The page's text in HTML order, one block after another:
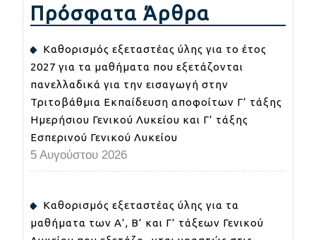
Πρόσφατα Άρθρα
Καθορισμός εξεταστέας ύλης για το έτος
2027 για τα μαθήματα που εξετάζονται
πανελλαδικά για την εισαγωγή στην
Τριτοβάθμια Εκπαίδευση αποφοίτων Γ’ τάξης
Ημερήσιου Γενικού Λυκείου και Γ’ τάξης
Εσπερινού Γενικού Λυκείου
5 Αυγούστου 2026
Καθορισμός εξεταστέας ύλης για τα
μαθήματα των Α’, Β’ και Γ’ τάξεων Γενικού